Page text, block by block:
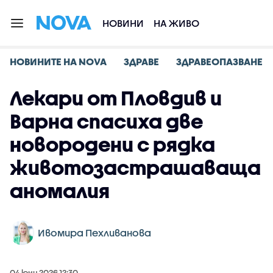
НОВИНИ НА ЖИВО
НОВИНИТЕ НА NOVA ЗДРАВЕ ЗДРАВЕОПАЗВАНЕ
Лекари от Пловдив и
Варна спасиха две
новородени с рядка
животозастрашаваща
аномалия
Ивомира Пехливанова